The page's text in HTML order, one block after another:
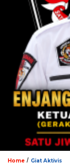
Home / Giat Aktivis